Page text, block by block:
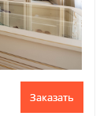
Заказать